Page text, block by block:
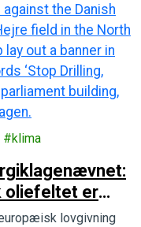
klima
oliefeltet er
lovgivning